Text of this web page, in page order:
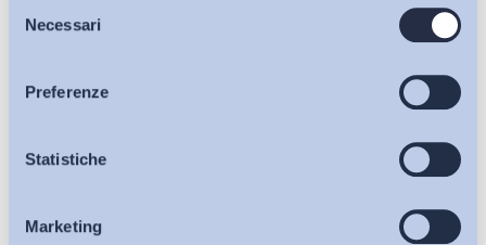
delNecessari
Preferenze
Statistiche
Marketing
Bollettini ADAPT
Articoli
Osservatori
Eventi
sulla pagina della